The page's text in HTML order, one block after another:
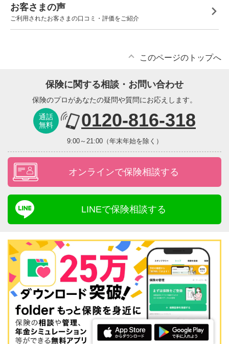
お客さまの声
ご利用されたお客さまの口コミ・評価をご紹介
このページのトップへ
保険に関する相談・お問い合わせ
保険のプロがあなたの疑問や質問にお応えします。
通話
無料
0120-816-318
9:00～21:00（年末年始を除く）
オンラインで保険相談する
LINEで保険相談する